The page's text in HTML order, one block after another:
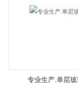
专业生产.单层